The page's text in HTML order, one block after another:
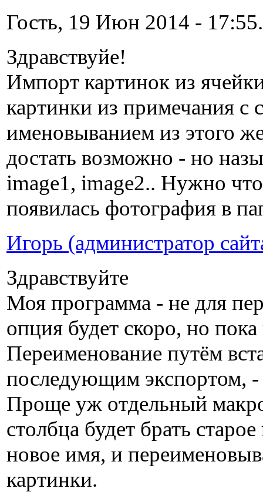
Гость, 19 Июн 2014 - 17:55.
Здравствуйе!
Импорт картинок из
картинки из примечания с
именовыванием из этого
достать возможно - но
image1, image2.. Нужно
появилась фотография в
Игорь (администратор
Здравствуйте
Моя программа - не для
опция будет скоро, но пока
Переименование путём
последующим экспортом,
Проще уж отдельный
столбца будет брать
новое имя, и
картинки.